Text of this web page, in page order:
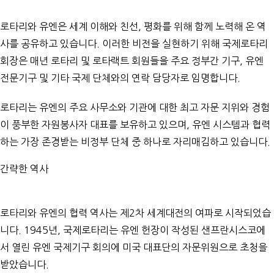
로타리와 유엔은 세계 이해와 친선, 평화를 위해 함께 노력해 온 역
사를 공유하고 있습니다. 이러한 비전을 실현하기 위해 국제로타리
회장은 매년 로타리 및 로타랙트 회원들을 주요 정부간 기구, 유엔
전문기구 및 기타 국제 단체와의 연락 담당자로 임명합니다.
로타리는 유엔의 주요 사무소와 기관에 대한 최고 자문 지위와 경험
이 풍부한 자원봉사자 대표를 보유하고 있으며, 유엔 시스템과 협력
하는 가장 존경받는 비정부 단체 중 하나로 자리매김하고 있습니다.
간략한 역사
로타리와 유엔의 협력 역사는 제2차 세계대전의 여파로 시작되었습
니다. 1945년, 국제로타리는 유엔 헌장이 작성된 샌프란시스코에
서 열린 유엔 국제기구 회의에 미국 대표단의 자문위원으로 초청을
받았습니다.